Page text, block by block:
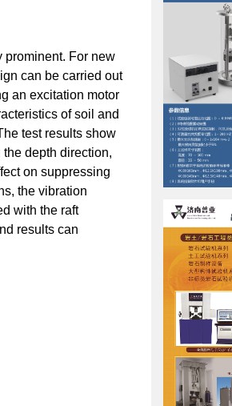
prominent. For new
can be carried out
an excitation motor
of soil and
test results show
depth direction,
on suppressing
the vibration
with the raft
results can